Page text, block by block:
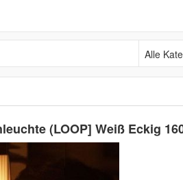
Alle
(LOOP] Weiß Eckig